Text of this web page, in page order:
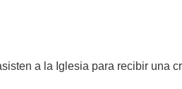
a la Iglesia para recibir una